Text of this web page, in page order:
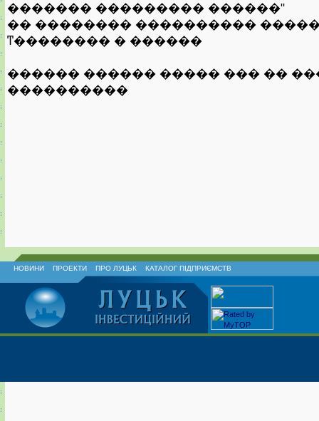
������� ��������� ������"
�� �������� ����������
ͳ�������� � ������
������ ������ ����� ��� ��
����������
НОВИНИ ПРОЕКТИ ПРО ЛУЦЬК КАТАЛОГ ПІДПРИЄМСТВ